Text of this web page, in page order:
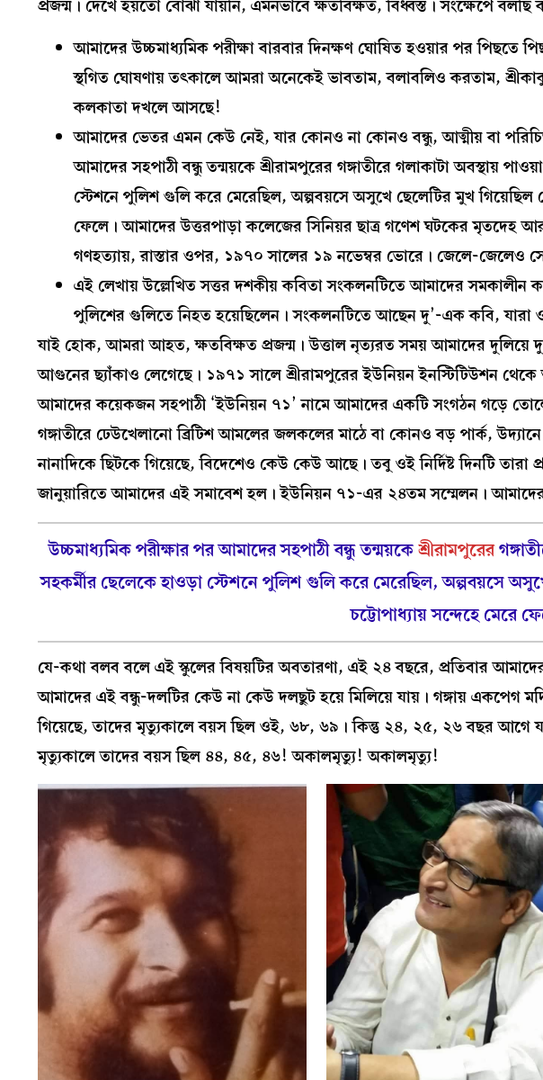
প্রজন্ম। দেখে হয়তো বোঝা যায়নি, এমনভাবে ক্ষতবিক্ষত, বিধ্বস্ত। সংক্ষেপে
আমাদের উচ্চমাধ‍্যমিক পরীক্ষা বারবার দিনক্ষণ ঘোষিত হওয়ার পর পিছতে
স্থগিত ঘোষণায় তৎকালে আমরা অনেকেই ভাবতাম, বলাবলিও করতাম,
কলকাতা দখলে আসছে!
আমাদের ভেতর এমন কেউ নেই, যার কোনও না কোনও বন্ধু, আত্মীয় বা
আমাদের সহপাঠী বন্ধু তন্ময়কে শ্রীরামপুরের গঙ্গাতীরে গলাকাটা অবস্থায়
স্টেশনে পুলিশ গুলি করে মেরেছিল, অল্পবয়সে অসুখে ছেলেটির মুখ গিয়েছিল
ফেলে। আমাদের উত্তরপাড়া কলেজের সিনিয়র ছাত্র গণেশ ঘটকের মৃতদেহ
গণহত‍্যায়, রাস্তার ওপর, ১৯৭০ সালের ১৯ নভেম্বর ভোরে। জেলে-জেলেও
এই লেখায় উল্লেখিত সত্তর দশকীয় কবিতা সংকলনটিতে আমাদের সমকালীন
পুলিশের গুলিতে নিহত হয়েছিলেন। সংকলনটিতে আছেন দু’-এক কবি, যারা
যাই হোক, আমরা আহত, ক্ষতবিক্ষত প্রজন্ম। উত্তাল নৃত‍্যরত সময় আমাদের দুলিয়ে
আগুনের ছ‍্যাঁকাও লেগেছে। ১৯৭১ সালে শ্রীরামপুরের ইউনিয়ন ইনস্টিটিউশন থেকে
আমাদের কয়েকজন সহপাঠী ‘ইউনিয়ন ৭১’ নামে আমাদের একটি সংগঠন গড়ে তোলে।
গঙ্গাতীরে ঢেউখেলানো ব্রিটিশ আমলের জলকলের মাঠে বা কোনও বড় পার্ক,
নানাদিকে ছিটকে গিয়েছে, বিদেশেও কেউ কেউ আছে। তবু ওই নির্দিষ্ট দিনটি
জানুয়ারিতে আমাদের এই সমাবেশ হল। ইউনিয়ন ৭১-এর ২৪তম সম্মেলন।
উচ্চমাধ‍্যমিক পরীক্ষার পর আমাদের সহপাঠী বন্ধু তন্ময়কেশ্রীরামপুরের
সহকর্মীর ছেলেকে হাওড়া স্টেশনে পুলিশ গুলি করে মেরেছিল, অল্পবয়সে
চট্টোপাধ্যায় সন্দেহে মেরে
যে-কথা বলব বলে এই স্কুলের বিষয়টির অবতারণা, এই ২৪ বছরে, প্রতিবার
আমাদের এই বন্ধু-দলটির কেউ না কেউ দলছুট হয়ে মিলিয়ে যায়। গঙ্গায় একপেগ
গিয়েছে, তাদের মৃত‍্যুকালে বয়স ছিল ওই, ৬৮, ৬৯। কিন্তু ২৪, ২৫, ২৬ বছর আগে
মৃত‍্যুকালে তাদের বয়স ছিল ৪৪, ৪৫, ৪৬! অকালমৃত‍্যু! অকালমৃত‍্যু!